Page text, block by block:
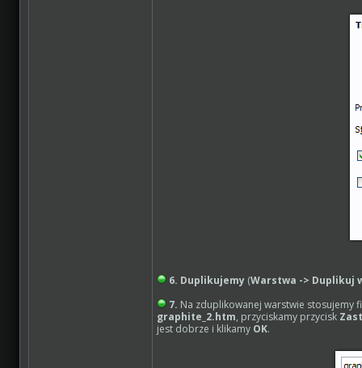
6. Duplikujemy (Warstwa -> Duplikuj
7. Na zduplikowanej warstwie stosujemy
graphite_2.htm, przyciskamy przycisk
jest dobrze i klikamy OK.